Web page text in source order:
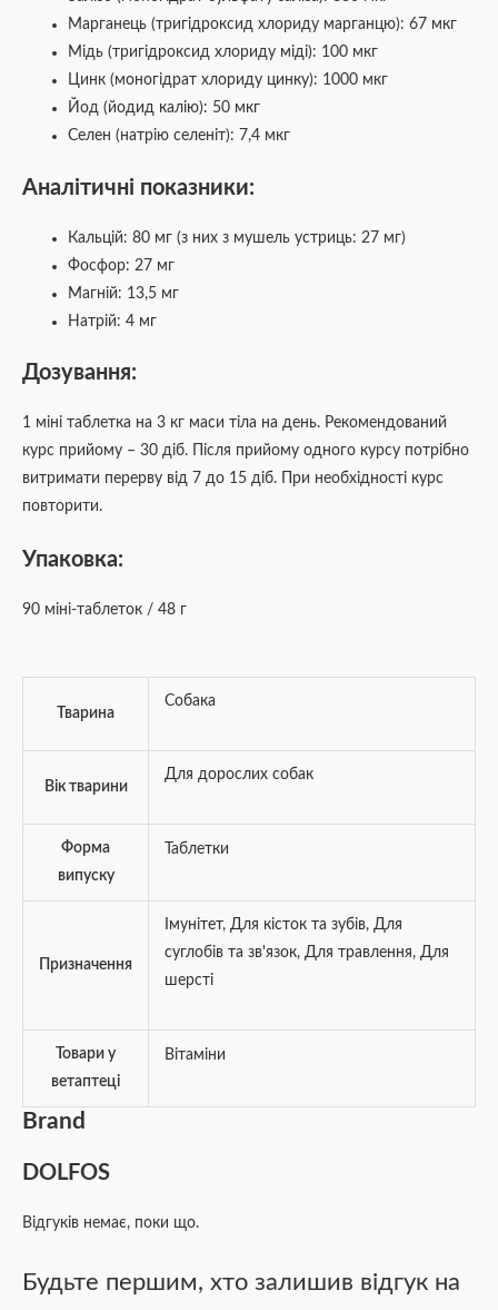
Марганець (тригідроксид хлориду марганцю): 67 мкг
Мідь (тригідроксид хлориду міді): 100 мкг
Цинк (моногідрат хлориду цинку): 1000 мкг
Йод (йодид калію): 50 мкг
Селен (натрію селеніт): 7,4 мкг
Аналітичні показники:
Кальцій: 80 мг (з них з мушель устриць: 27 мг)
Фосфор: 27 мг
Магній: 13,5 мг
Натрій: 4 мг
Дозування:
1 міні таблетка на 3 кг маси тіла на день. Рекомендований
курс прийому – 30 діб. Після прийому одного курсу потрібно
витримати перерву від 7 до 15 діб. При необхідності курс
повторити.
Упаковка:
90 міні-таблеток / 48 г
Тварина
Собака
Вік тварини
Для дорослих собак
Форма
випуску
Таблетки
Призначення
Iмунітет, Для кісток та зубів, Для
суглобів та зв'язок, Для травлення, Для
шерсті
Товари у
ветаптеці
Вітаміни
Brand
DOLFOS
Відгуків немає, поки що.
Будьте першим, хто залишив відгук на